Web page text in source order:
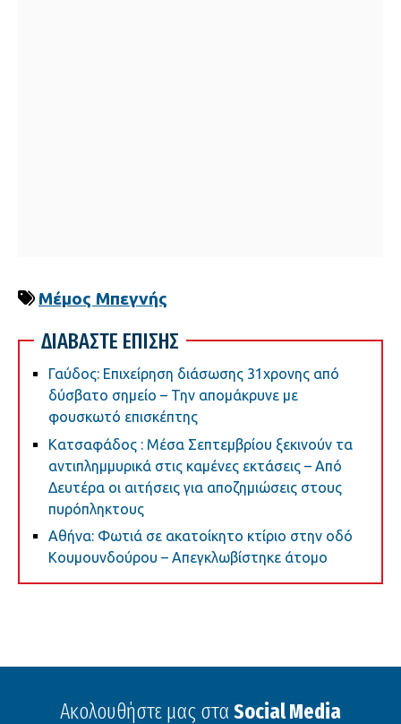
Μέμος Μπεγνής
ΔΙΑΒΑΣΤΕ ΕΠΙΣΗΣ
Γαύδος: Επιχείρηση διάσωσης 31χρονης από
δύσβατο σημείο – Την απομάκρυνε με
φουσκωτό επισκέπτης
Κατσαφάδος : Μέσα Σεπτεμβρίου ξεκινούν τα
αντιπλημμυρικά στις καμένες εκτάσεις – Από
Δευτέρα οι αιτήσεις για αποζημιώσεις στους
πυρόπληκτους
Αθήνα: Φωτιά σε ακατοίκητο κτίριο στην οδό
Κουμουνδούρου – Απεγκλωβίστηκε άτομο
Ακολουθήστε μας στα Social Media